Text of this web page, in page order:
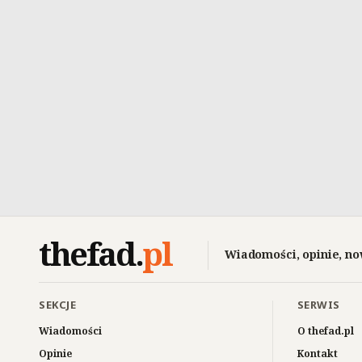
thefad.pl Wiadomości, opinie,
SEKCJE
Wiadomości
Opinie
SERWIS
O thefad.pl
Kontakt